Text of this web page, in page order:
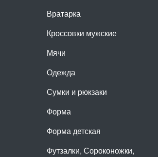
Вратарка
Кроссовки мужские
Мячи
Одежда
Сумки и рюкзаки
Форма
Форма детская
Футзалки, Сороконожки,